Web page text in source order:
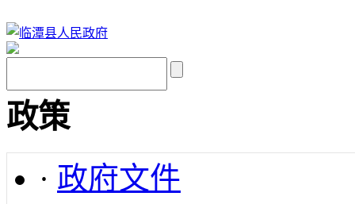
政策
· 政府文件